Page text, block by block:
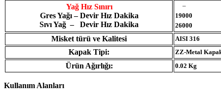
Yağ Hız Sınırı
Gres Yağı – Devir Hız Dakika
Sıvı Yağ – Devir Hız Dakika
–
19000
26000
Misket türü ve Kalitesi AISI 316
Kapak Tipi: ZZ-Metal
Ürün Ağırlığı: 0.02 Kg
Kullanım Alanları